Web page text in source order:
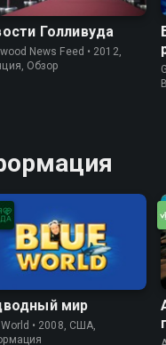
Голливуда
News Feed • 2012,
Обзор
мир
• 2008, США,